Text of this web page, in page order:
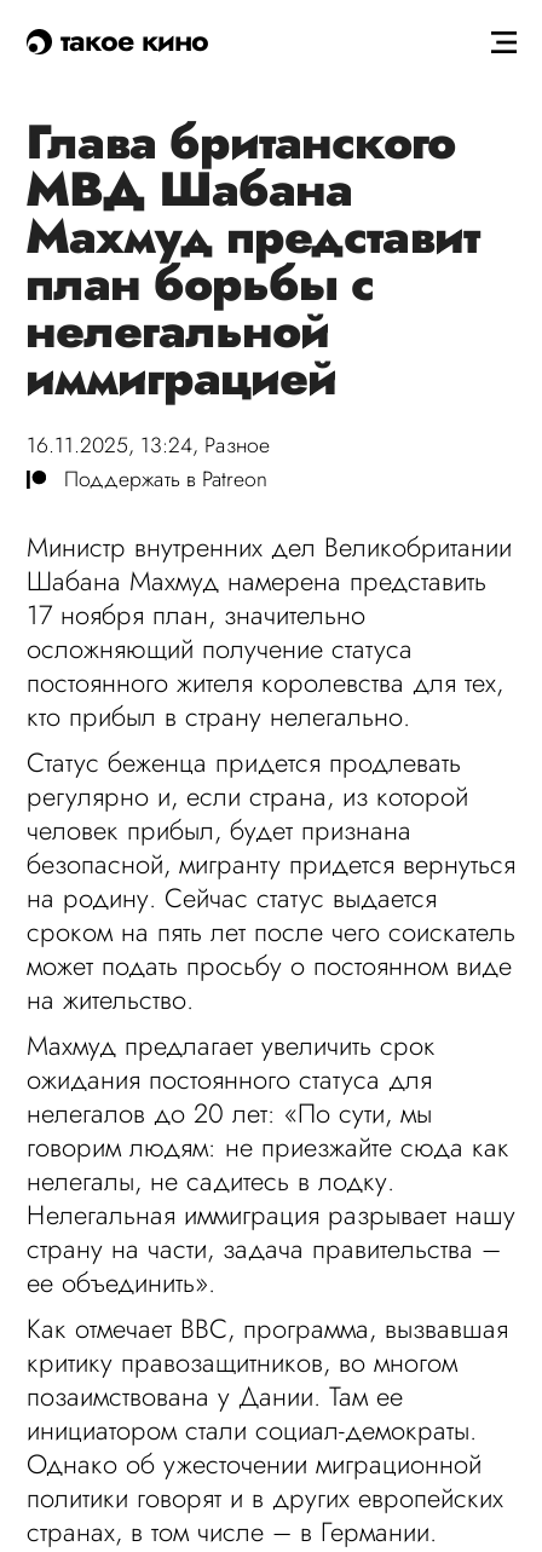
такое кино
Глава британского
МВД Шабана
Махмуд представит
план борьбы с
нелегальной
иммиграцией
16.11.2025, 13:24, Разное
Поддержать в Patreon
Министр внутренних дел Великобритании
Шабана Махмуд намерена представить
17 ноября план, значительно
осложняющий получение статуса
постоянного жителя королевства для тех,
кто прибыл в страну нелегально.
Статус беженца придется продлевать
регулярно и, если страна, из которой
человек прибыл, будет признана
безопасной, мигранту придется вернуться
на родину. Сейчас статус выдается
сроком на пять лет после чего соискатель
может подать просьбу о постоянном виде
на жительство.
Махмуд предлагает увеличить срок
ожидания постоянного статуса для
нелегалов до 20 лет: «По сути, мы
говорим людям: не приезжайте сюда как
нелегалы, не садитесь в лодку.
Нелегальная иммиграция разрывает нашу
страну на части, задача правительства –
ее объединить».
Как отмечает BBC, программа, вызвавшая
критику правозащитников, во многом
позаимствована у Дании. Там ее
инициатором стали социал-демократы.
Однако об ужесточении миграционной
политики говорят и в других европейских
странах, в том числе – в Германии.